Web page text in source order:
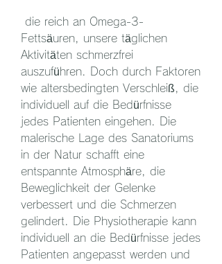
Fettsäuren, unsere täglichen
Aktivitäten schmerzfrei
auszuführen. Doch durch Faktoren
wie altersbedingten Verschleiß, die
individuell auf die Bedürfnisse
jedes Patienten eingehen. Die
malerische Lage des Sanatoriums
in der Natur schafft eine
entspannte Atmosphäre, die
Beweglichkeit der Gelenke
verbessert und die Schmerzen
gelindert. Die Physiotherapie kann
individuell an die Bedürfnisse jedes
Patienten angepasst werden und